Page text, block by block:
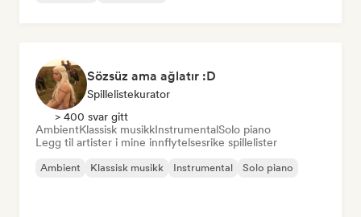
Sözsüz ama ağlatır :D
Spillelistekurator
> 400 svar gitt
AmbientKlassisk musikkInstrumentalSolo piano
Legg til artister i mine innflytelsesrike spillelister
Ambient Klassisk musikk Instrumental Solo piano